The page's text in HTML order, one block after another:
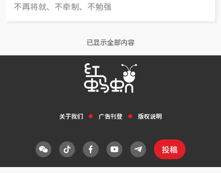
不再将就、不牵制、不勉强
已显示全部内容
关于我们 广告刊登 版权说明
投稿